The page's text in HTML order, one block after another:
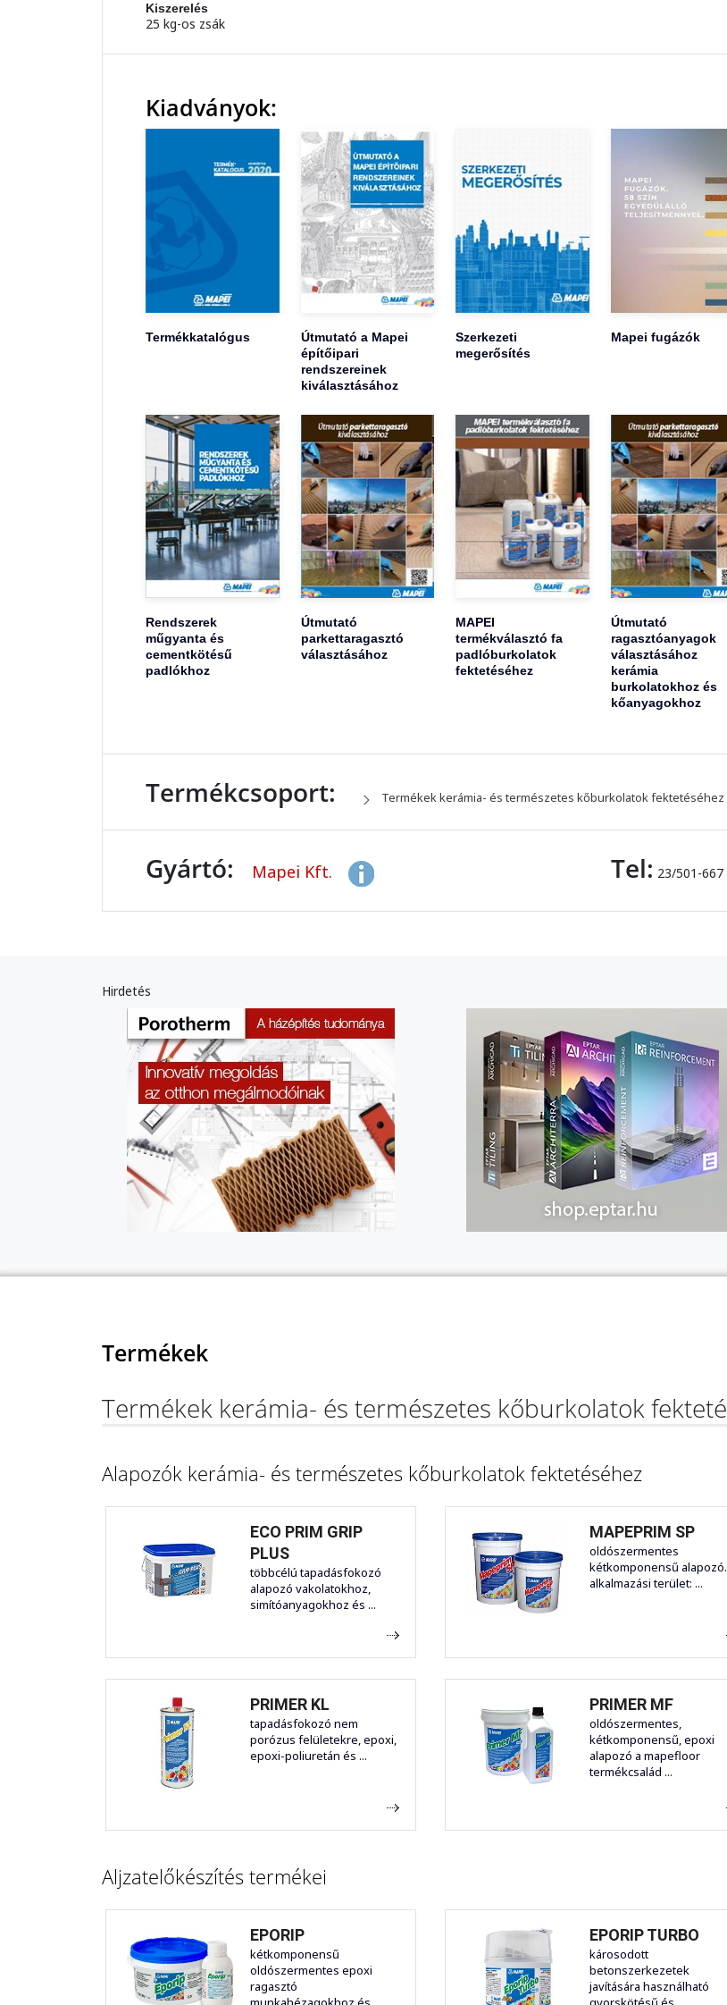
Kiszerelés
25 kg-os zsák
Kiadványok:
Termékkatalógus
Útmutató a Mapei
építőipari
rendszereinek
kiválasztásához
Szerkezeti
megerősítés
Mapei fugázók
Rendszerek
műgyanta és
cementkötésű
padlókhoz
Útmutató
parkettaragasztó
választásához
MAPEI
termékválasztó fa
padlóburkolatok
fektetéséhez
Útmutató
ragasztóanyagok
választásához
kerámia
burkolatokhoz és
kőanyagokhoz
Termékcsoport: Termékek kerámia- és természetes kőburkolatok fektetéséhez
Gyártó: Mapei Kft. Tel: 23/501-667
Hirdetés
Termékek
Termékek kerámia- és természetes kőburkolatok
Alapozók kerámia- és természetes kőburkolatok fektetéséhez
ECO PRIM GRIP
PLUS
többcélú tapadásfokozó
alapozó vakolatokhoz,
simítóanyagokhoz és ...
MAPEPRIM SP
oldószermentes
kétkomponensű alapozó.
alkalmazási terület: ...
PRIMER KL
tapadásfokozó nem
porózus felületekre, epoxi,
epoxi-poliuretán és ...
PRIMER MF
oldószermentes,
kétkomponensű, epoxi
alapozó a mapefloor
termékcsalád ...
Aljzatelőkészítés termékei
EPORIP
kétkomponensű
oldószermentes epoxi
ragasztó
EPORIP TURBO
károsodott
betonszerkezetek
javítására használható